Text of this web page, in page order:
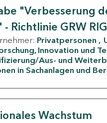
"Verbesserung
Richtlinie GRW
Privatpersonen
Innovation und
Aus- und
in Sachanlagen und
Wachstum